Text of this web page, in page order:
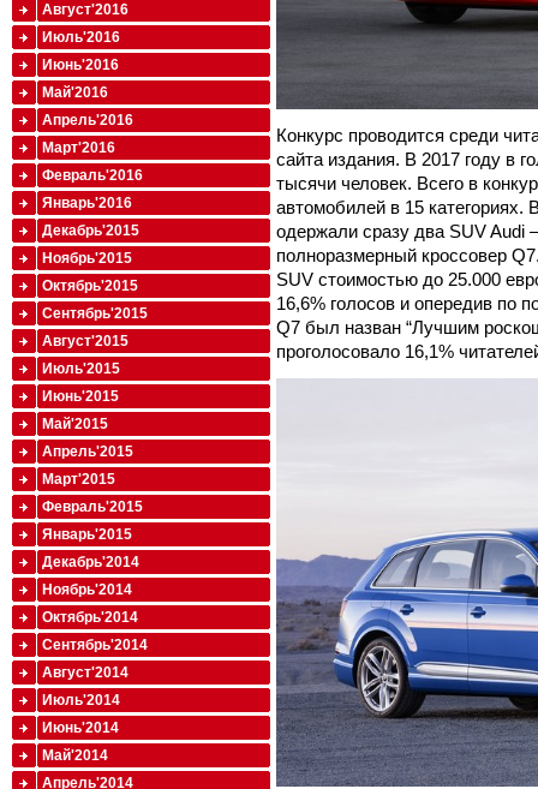
Конкурс проводится среди
сайта издания. В 2017 году в
тысячи человек. Всего в
автомобилей в 15 категориях.
одержали сразу два SUV Audi
полноразмерный кроссовер
SUV стоимостью до 25.000
16,6% голосов и опередив по
Q7 был назван “Лучшим
проголосовало 16,1%
Август'2016
Июль'2016
Июнь'2016
Май'2016
Апрель'2016
Март'2016
Февраль'2016
Январь'2016
Декабрь'2015
Ноябрь'2015
Октябрь'2015
Сентябрь'2015
Август'2015
Июль'2015
Июнь'2015
Май'2015
Апрель'2015
Март'2015
Февраль'2015
Январь'2015
Декабрь'2014
Ноябрь'2014
Октябрь'2014
Сентябрь'2014
Август'2014
Июль'2014
Июнь'2014
Май'2014
Апрель'2014